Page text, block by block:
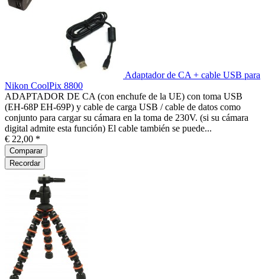
Adaptador de CA + cable USB para
Nikon CoolPix 8800
ADAPTADOR DE CA (con enchufe de la UE) con toma USB
(EH-68P EH-69P) y cable de carga USB / cable de datos como
conjunto para cargar su cámara en la toma de 230V. (si su cámara
digital admite esta función) El cable también se puede...
€ 22,00 *
Comparar
Recordar